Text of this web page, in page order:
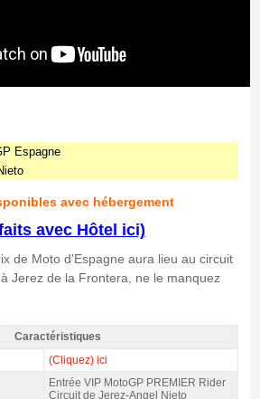
Espagne
avec hébergement
avec Hôtel ici)
de Moto d'Espagne aura lieu au circuit
Jerez de la Frontera, ne le manquez
2027 - Caractéristiques
Caractéristiques
(Cliquez) ici
Entrée VIP MotoGP PREMIER Rider
Circuit de Jerez-Angel Nieto